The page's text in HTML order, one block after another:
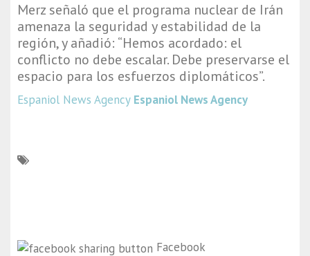
Merz señaló que el programa nuclear de Irán
amenaza la seguridad y estabilidad de la
región, y añadió: “Hemos acordado: el
conflicto no debe escalar. Debe preservarse el
espacio para los esfuerzos diplomáticos”.
Espaniol News Agency Espaniol News Agency
Facebook